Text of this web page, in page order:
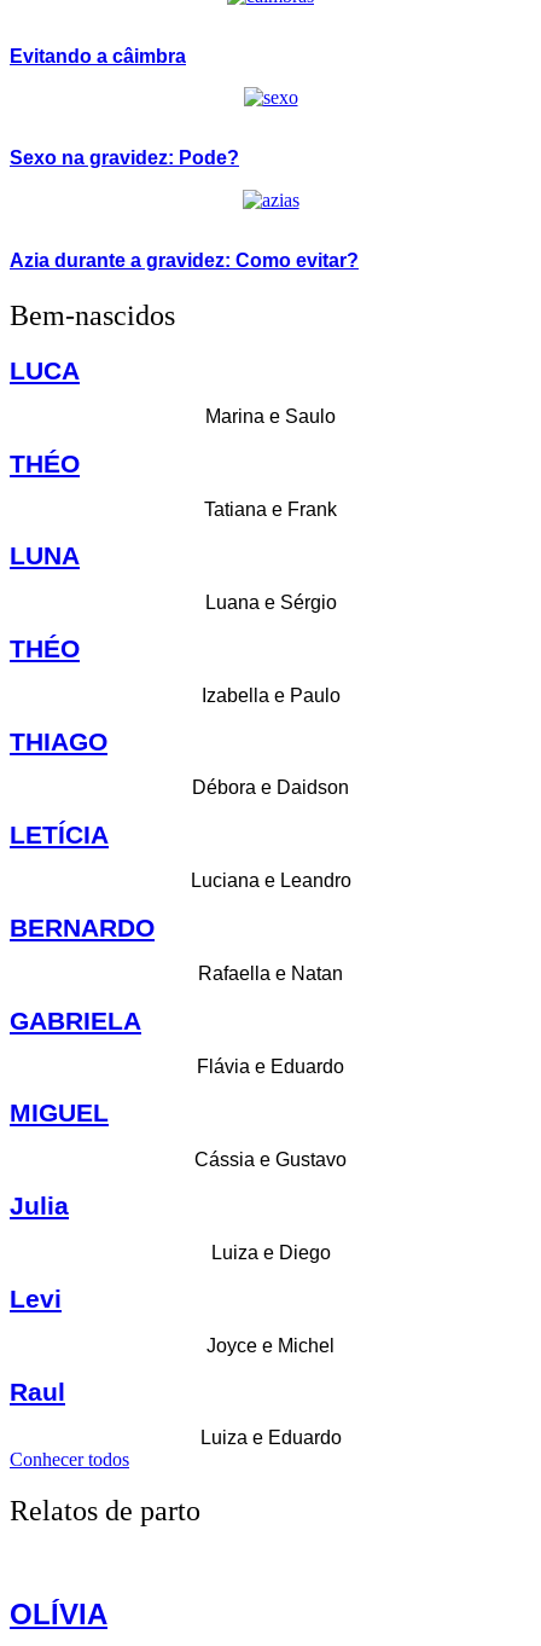
Evitando a câimbra
Sexo na gravidez: Pode?
Azia durante a gravidez: Como evitar?
Bem-nascidos
LUCA
Marina e Saulo
THÉO
Tatiana e Frank
LUNA
Luana e Sérgio
THÉO
Izabella e Paulo
THIAGO
Débora e Daidson
LETÍCIA
Luciana e Leandro
BERNARDO
Rafaella e Natan
GABRIELA
Flávia e Eduardo
MIGUEL
Cássia e Gustavo
Julia
Luiza e Diego
Levi
Joyce e Michel
Raul
Luiza e Eduardo
Conhecer todos
Relatos de parto
OLÍVIA